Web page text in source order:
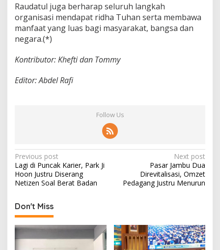
Raudatul juga berharap seluruh langkah
organisasi mendapat ridha Tuhan serta membawa
manfaat yang luas bagi masyarakat, bangsa dan
negara.(*)
Kontributor: Khefti dan Tommy
Editor: Abdel Rafi
Follow Us
P
o
s
t
n
a
v
Previous post
Lagi di Puncak Karier, Park Ji
Hoon Justru Diserang
Netizen Soal Berat Badan
Next post
Pasar Jambu Dua
Direvitalisasi, Omzet
Pedagang Justru Menurun
Don't Miss